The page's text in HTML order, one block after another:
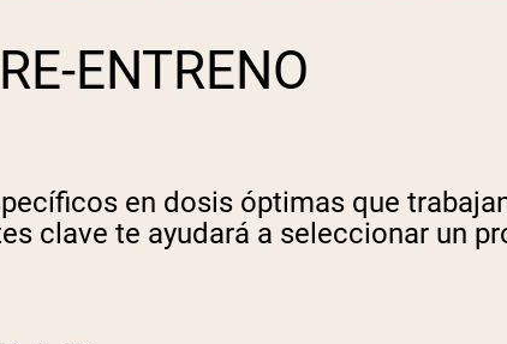
ENTRENO
en dosis óptimas que
clave te ayudará a seleccionar un